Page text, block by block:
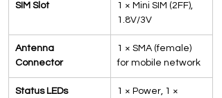
SIM Slot
1 × Mini SIM (2FF),
1.8V/3V
Antenna
Connector
1 × SMA (female)
for mobile network
Status LEDs
1 × Power, 1 ×